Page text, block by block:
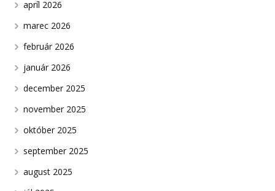
apríl 2026
marec 2026
február 2026
január 2026
december 2025
november 2025
október 2025
september 2025
august 2025